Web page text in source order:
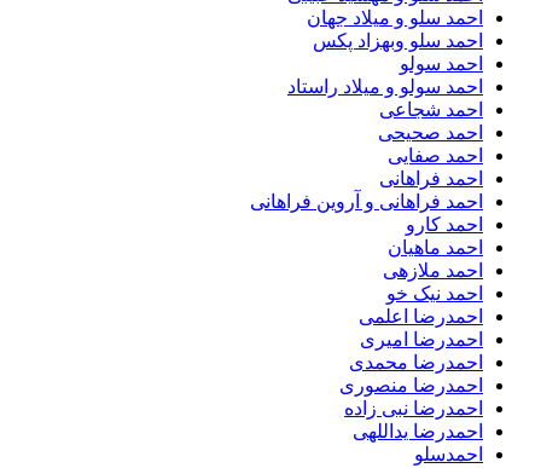
احمد سلو و میلاد جهان
احمد سلو وبهزاد پکس
احمد سولو
احمد سولو و میلاد راستاد
احمد شجاعی
احمد صحیحی
احمد صفایی
احمد فراهانی
احمد فراهانی و آروین فراهانی
احمد کارو
احمد ماهیان
احمد ملازهی
احمد نیک خو
احمدرضا اعلمی
احمدرضا امیری
احمدرضا محمدی
احمدرضا منصوری
احمدرضا نبی زاده
احمدرضا یداللهی
احمدسلو